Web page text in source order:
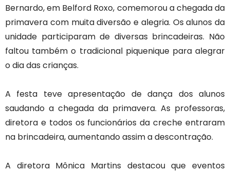
Bernardo, em Belford Roxo, comemorou a chegada da
primavera com muita diversão e alegria. Os alunos da
unidade participaram de diversas brincadeiras. Não
faltou também o tradicional piquenique para alegrar
o dia das crianças.
A festa teve apresentação de dança dos alunos
saudando a chegada da primavera. As professoras,
diretora e todos os funcionários da creche entraram
na brincadeira, aumentando assim a descontração.
A diretora Mônica Martins destacou que eventos